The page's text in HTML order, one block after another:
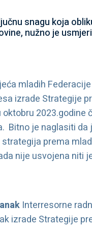
snagu koja
nužno je
mladih
izrade Strategije
2023.godine
Bitno je naglasiti
prema
nije usvojena niti
Interresorne
izrade Strategije